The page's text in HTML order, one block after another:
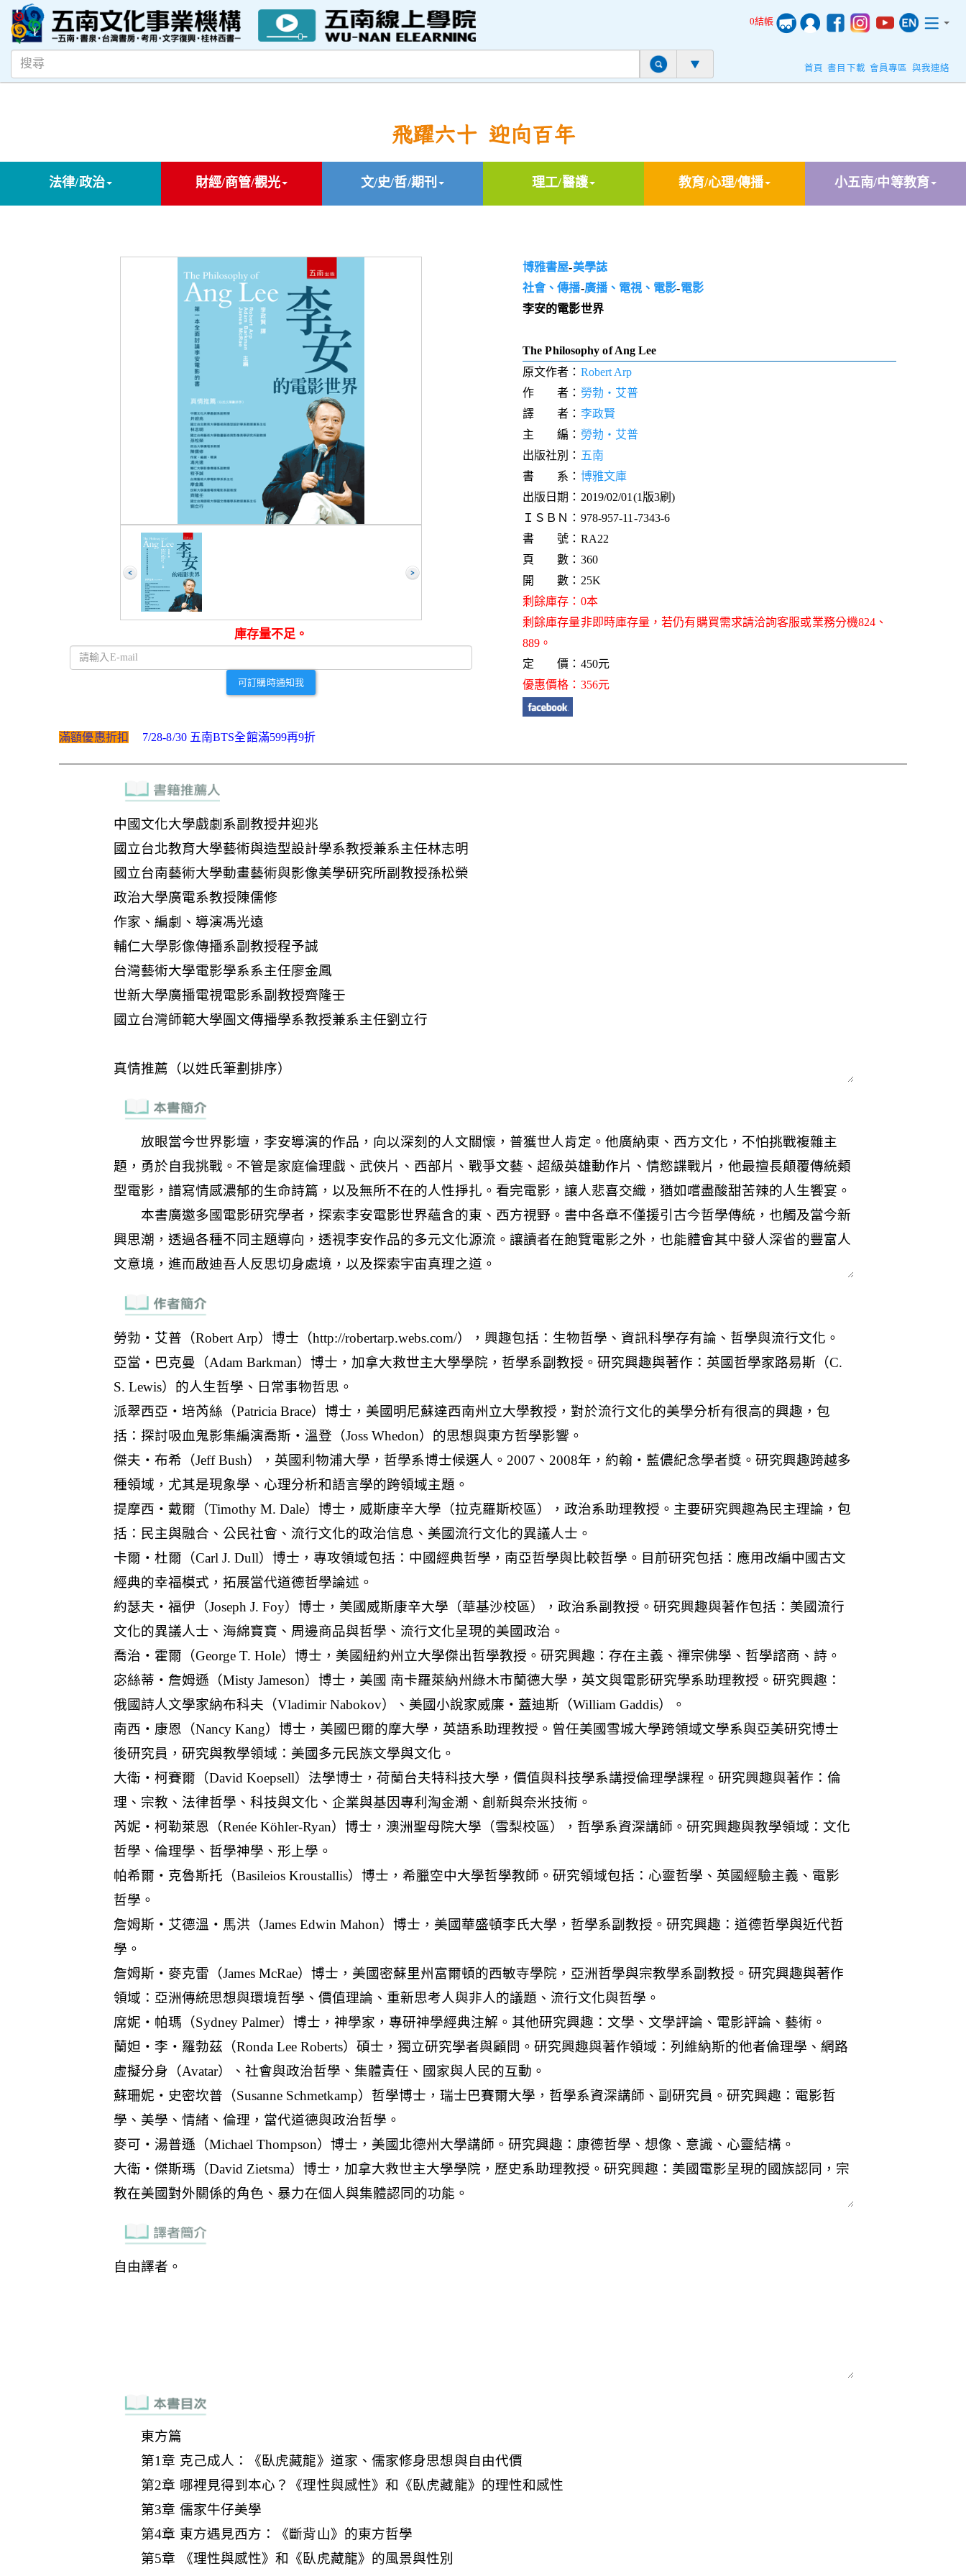
0結帳
首頁 書目下載 會員專區 與我連絡
飛躍六十 迎向百年
法律/政治 財經/商管/觀光 文/史/哲/期刊 理工/醫護 教育/心理/傳播 小五南/中等教育
庫存量不足。
可訂購時通知我
博雅書屋-美學誌
社會、傳播-廣播、電視、電影-電影
李安的電影世界
The Philosophy of Ang Lee
原文作者： Robert Arp
作 者： 勞勃‧艾普
譯 者： 李政賢
主 編： 勞勃‧艾普
出版社別： 五南
書 系： 博雅文庫
出版日期：2019/02/01(1版3刷)
ＩＳＢＮ：978-957-11-7343-6
書 號：RA22
頁 數：360
開 數：25K
剩餘庫存：0本
剩餘庫存量非即時庫存量，若仍有購買需求請洽詢客服或業務分機824、
889。
定 價：450元
優惠價格：356元
滿額優惠折扣 7/28-8/30 五南BTS全館滿599再9折
東方篇
第1章 克己成人：《臥虎藏龍》道家、儒家修身思想與自由代價
第2章 哪裡見得到本心？《理性與感性》和《臥虎藏龍》的理性和感性
第3章 儒家牛仔美學
第4章 東方遇見西方：《斷背山》的東方哲學
第5章 《理性與感性》和《臥虎藏龍》的風景與性別